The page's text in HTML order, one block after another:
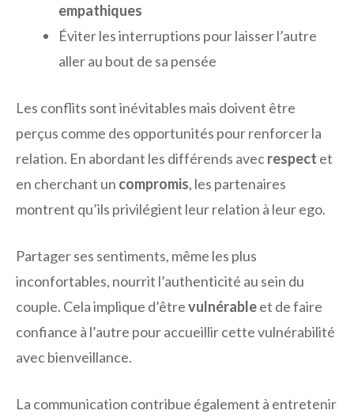
empathiques
Éviter les interruptions pour laisser l’autre
aller au bout de sa pensée
Les conflits sont inévitables mais doivent être
perçus comme des opportunités pour renforcer la
relation. En abordant les différends avecrespect et
en cherchant un compromis, les partenaires
montrent qu’ils privilégient leur relation à leur ego.
Partager ses sentiments, même les plus
inconfortables, nourrit l’authenticité au sein du
couple. Cela implique d’êtrevulnérableet de faire
confiance à l’autre pour accueillir cette vulnérabilité
avec bienveillance.
La communication contribue également à entretenir